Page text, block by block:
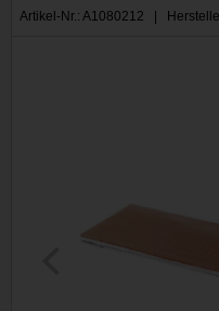
Artikel-Nr.: A1080212 |